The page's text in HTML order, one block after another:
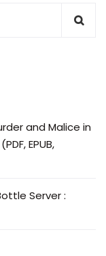
and Malice in
EPUB,
Server :